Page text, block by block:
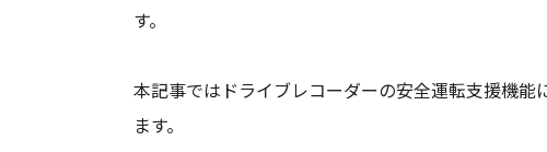
す。
本記事ではドライブレコーダーの安全運転支援機
ます。